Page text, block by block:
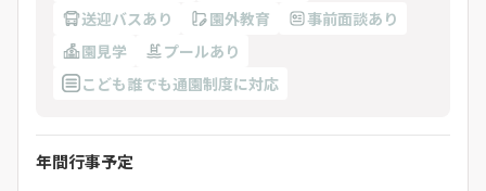
送迎バスあり
園外教育
事前面談あり
園見学
プールあり
こども誰でも通園制度に対応
年間行事予定